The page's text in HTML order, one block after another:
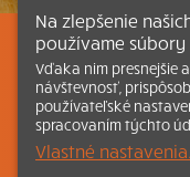
Listovať
Kontakt
© 2026 katechizmus.sk
funguje aj vďaka
Na zlepšenie
používame súbory
Vďaka nim presnejšie
návštevnosť,
používateľské
spracovaním týchto
Vlastné nastavenia.